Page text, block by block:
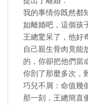
我的事情你既然都
如離婚吧，這個孩
王總驚呆了，他好
自己親生骨肉竟能
的，你卻把他們當
你剖了那麼多次，
巧兒不屑：命值幾
那一刻，王總簡直